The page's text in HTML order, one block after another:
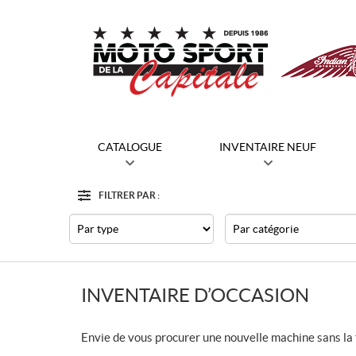
CATALOGUE INVENTAIRE NEUF
FILTRER PAR :
Filtre
INVENTAIRE D’OCCASION
Envie de vous procurer une nouvelle machine sans la